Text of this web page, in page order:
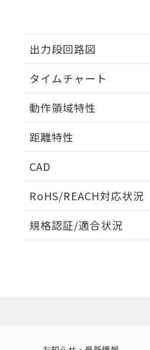
出力段回路図
タイムチャート
動作領域特性
距離特性
CAD
RoHS/REACH対応状況
EU RoHS 注意事項・凡例
規格認証/適合状況
（イギリス
（ノルウェー